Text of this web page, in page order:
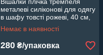
металеві силіконові для одягу
в шафу товсті рожеві, 40 см,
10 шт.
Немає в наявності
280 ₴/упаковка